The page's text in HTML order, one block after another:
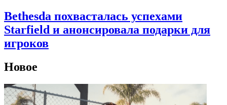
Bethesda похвасталась успехами
Starfield и анонсировала подарки для
игроков
Новое